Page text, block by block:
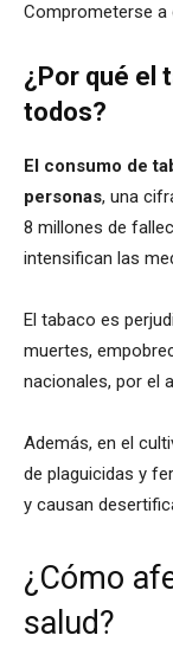
Comprometerse a
¿Por qué el
todos?
El consumo de
personas, una
8 millones de
intensifican las
El tabaco es
muertes,
nacionales, por el
Además, en el
de plaguicidas y
y causan
¿Cómo
salud?